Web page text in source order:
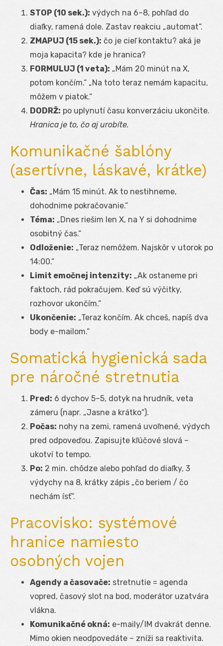
STOP (10 sek.): výdych na 6–8, pohľad do
diaľky, ramená dole. Zastav reakciu „automat“.
ZMAPUJ (15 sek.): čo je cieľ kontaktu? aká je
moja kapacita? kde je hranica?
FORMULUJ (1 veta): „Mám 20 minút na X,
potom končím.“ „Na toto teraz nemám kapacitu,
môžem v piatok.“
DODRŽ: po uplynutí času konverzáciu ukončite.
Hranica je to, čo aj urobíte.
Komunikačné šablóny
(asertívne, láskavé, krátke)
Čas: „Mám 15 minút. Ak to nestihneme,
dohodnime pokračovanie.“
Téma: „Dnes riešim len X, na Y si dohodnime
osobitný čas.“
Odloženie: „Teraz nemôžem. Najskôr v utorok po
14:00.“
Limit emočnej intenzity: „Ak ostaneme pri
faktoch, rád pokračujem. Keď sú výčitky,
rozhovor ukončím.“
Ukončenie: „Teraz končím. Ak chceš, napíš dva
body e-mailom.“
Somatická hygienická sada
pre náročné stretnutia
Pred: 6 dychov 5–5, dotyk na hrudník, veta
zámeru (napr. „Jasne a krátko“).
Počas: nohy na zemi, ramená uvoľnené, výdych
pred odpoveďou. Zapisujte kľúčové slová –
ukotví to tempo.
Po: 2 min. chôdze alebo pohľad do diaľky, 3
výdychy na 8, krátky zápis „čo beriem / čo
nechám ísť“.
Pracovisko: systémové
hranice namiesto
osobných vojen
Agendy a časovače: stretnutie = agenda
vopred, časový slot na bod, moderátor uzatvára
vlákna.
Komunikačné okná: e-maily/IM dvakrát denne.
Mimo okien neodpovedáte – zníži sa reaktivita.